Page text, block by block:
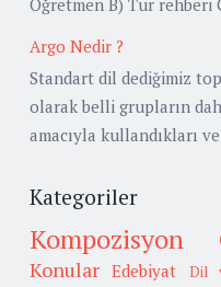
Argo Nedir ?
Standart dil dediğimiz
olarak belli grupların
amacıyla kullandıkları
Kategoriler
Kompozisyon
Konular Edebiyat Dil